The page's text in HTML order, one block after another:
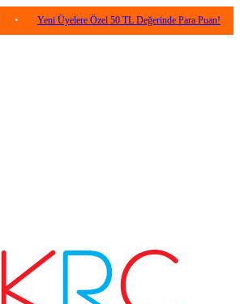
Yeni Üyelere Özel 50 TL Değerinde Para Puan! •